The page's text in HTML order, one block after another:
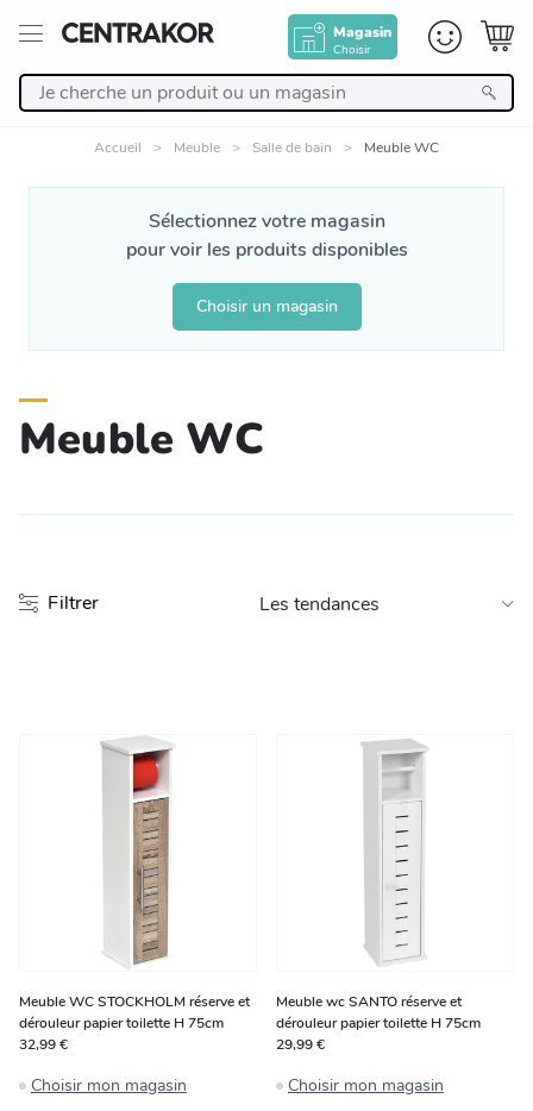
Magasin
Choisir
Nos Produits
Décoration
Linge de maison
Cuisine et art de la table
Salle de bain et beauté
Bricolage et auto
Jardin et plein air
Accueil Meuble Salle de bain Meuble WC
Sélectionnez votre magasin
pour voir les produits disponibles
Choisir un magasin
Meuble WC
Filtrer
Meuble WC STOCKHOLM réserve et
dérouleur papier toilette H 75cm
32,99 €
Choisir mon magasin
Meuble wc SANTO réserve et
dérouleur papier toilette H 75cm
29,99 €
Choisir mon magasin